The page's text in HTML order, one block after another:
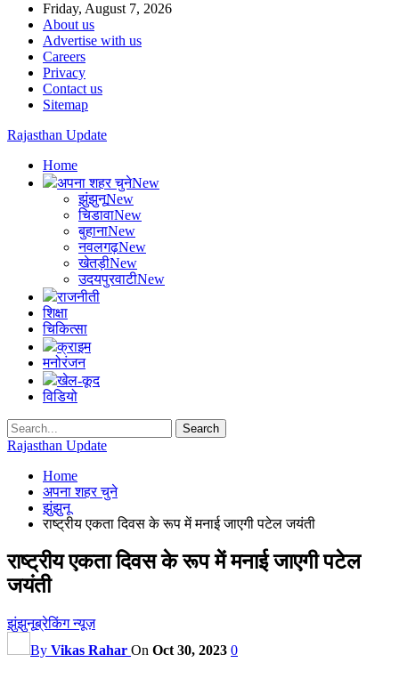
Friday, August 7, 2026
About us
Advertise with us
Careers
Privacy
Contact us
Sitemap
Rajasthan Update
Home
अपना शहर चुनेNew
झुंझुनूNew
चिडावाNew
बुहानाNew
नवलगढ़New
खेतड़ीNew
उदयपुरवाटीNew
राजनीती
शिक्षा
चिकित्सा
क्राइम
मनोरंजन
खेल-कूद
विडियो
Rajasthan Update
Home
अपना शहर चुने
झुंझुनू
राष्ट्रीय एकता दिवस के रूप में मनाई जाएगी पटेल जयंती
राष्ट्रीय एकता दिवस के रूप में मनाई जाएगी पटेल
जयंती
झुंझुनूब्रेकिंग न्यूज़
By Vikas Rahar On Oct 30, 2023 0